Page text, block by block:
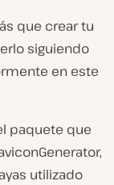
que crear tu
siguiendo
en este
paquete que
utilizado